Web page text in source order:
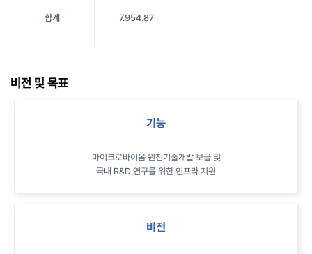
합계 7.954.87
비전 및 목표
기능
마이크로바이옴 원천기술개발 보급 및
국내 R&D 연구를 위한 인프라 지원
비전